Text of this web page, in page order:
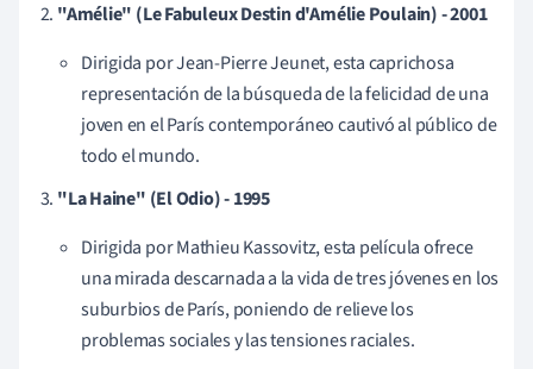
"Amélie" (Le Fabuleux Destin d'Amélie Poulain) - 2001
Dirigida por Jean-Pierre Jeunet, esta caprichosa
representación de la búsqueda de la felicidad de una
joven en el París contemporáneo cautivó al público de
todo el mundo.
"La Haine" (El Odio) - 1995
Dirigida por Mathieu Kassovitz, esta película ofrece
una mirada descarnada a la vida de tres jóvenes en los
suburbios de París, poniendo de relieve los
problemas sociales y las tensiones raciales.